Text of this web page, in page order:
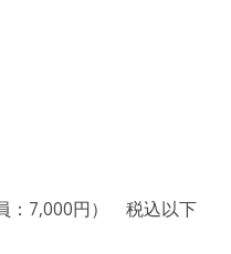
：7,000円） 税込以下